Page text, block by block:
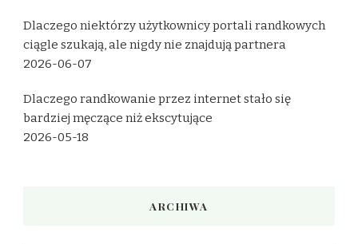
Dlaczego niektórzy użytkownicy portali randkowych
ciągle szukają, ale nigdy nie znajdują partnera
2026-06-07
Dlaczego randkowanie przez internet stało się
bardziej męczące niż ekscytujące
2026-05-18
ARCHIWA